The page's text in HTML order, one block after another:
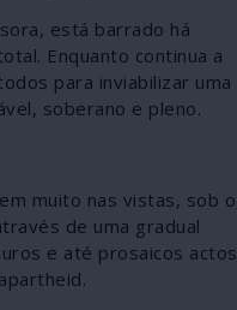
está barrado há
Enquanto continua a
para inviabilizar uma
soberano e pleno.
muito nas vistas, sob o
de uma gradual
e até prosaicos actos